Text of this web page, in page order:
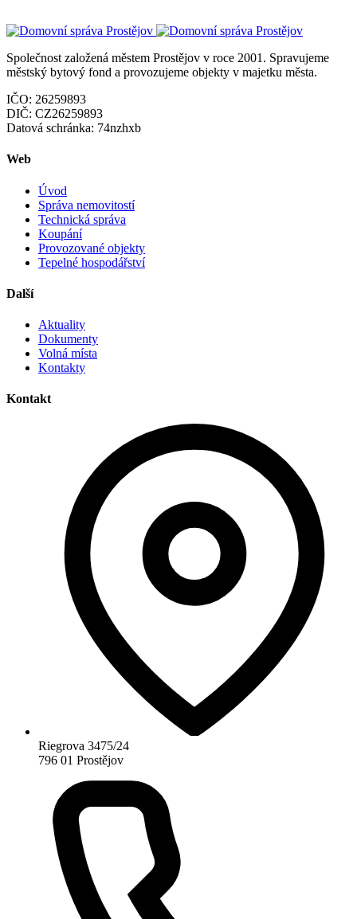
Společnost založená městem Prostějov v roce 2001. Spravujeme
městský bytový fond a provozujeme objekty v majetku města.
IČO: 26259893
DIČ: CZ26259893
Datová schránka: 74nzhxb
Web
Úvod
Správa nemovitostí
Technická správa
Koupání
Provozované objekty
Tepelné hospodářství
Další
Aktuality
Dokumenty
Volná místa
Kontakty
Kontakt
Riegrova 3475/24
796 01 Prostějov